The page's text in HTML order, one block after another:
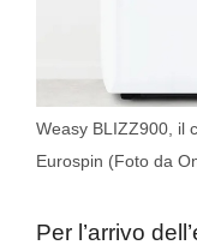
Weasy BLIZZ900, il
Eurospin (Foto da
Per l’arrivo